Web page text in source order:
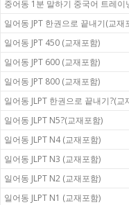
중어동 1분 말하기 중국어 트레이
일어동 JPT 한권으로 끝내기(교재
일어동 JPT 450 (교재포함)
일어동 JPT 600 (교재포함)
일어동 JPT 800 (교재포함)
일어동 JLPT 한권으로 끝내기?(교
일어동 JLPT N5?(교재포함)
일어동 JLPT N4 (교재포함)
일어동 JLPT N3 (교재포함)
일어동 JLPT N2 (교재포함)
일어동 JLPT N1 (교재포함)